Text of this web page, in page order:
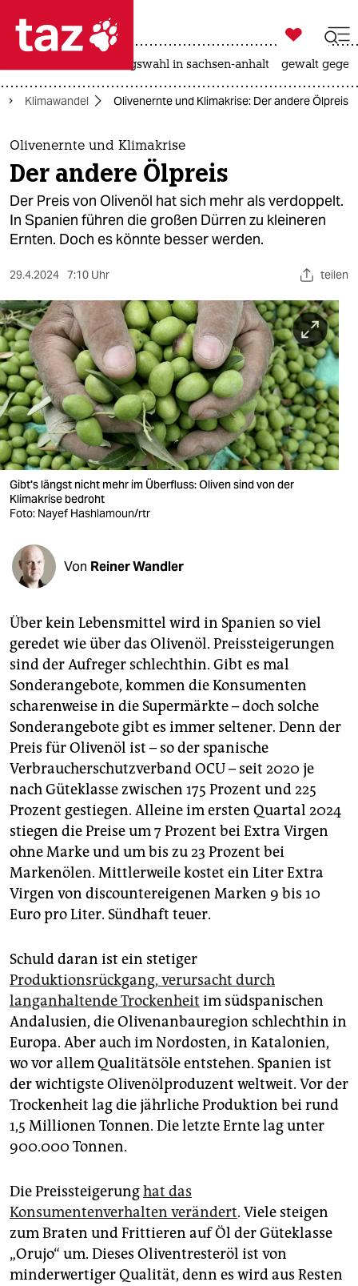
 taz zahl ich
taz zahl ich
themen
politik
öko
sport
berlin
nord
wahrheit
verlag
verlag
shop
fragen & hilfe
unterstützen
abo
genossenschaft
epaper login

taz zahl ich
landtagswahl in sachsen-anhalt gewalt
Klimawandel Olivenernte und Klimakrise: Der andere Ölpreis
Olivenernte und Klimakrise
Der andere Ölpreis
Der Preis von Olivenöl hat sich mehr als verdoppelt.
In Spanien führen die großen Dürren zu kleineren
Ernten. Doch es könnte besser werden.
29.4.2024 7:10 Uhr teilen
Gibt's längst nicht mehr im Überfluss: Oliven sind von der
Klimakrise bedroht
Foto: Nayef Hashlamoun/rtr
Von Reiner Wandler
Über kein Lebensmittel wird in Spanien so viel
geredet wie über das Olivenöl. Preissteigerungen
sind der Aufreger schlechthin. Gibt es mal
Sonderangebote, kommen die Konsumenten
scharenweise in die Supermärkte – doch solche
Sonderangebote gibt es immer seltener. Denn der
Preis für Olivenöl ist – so der spanische
Verbraucherschutzverband OCU – seit 2020 je
nach Güteklasse zwischen 175 Prozent und 225
Prozent gestiegen. Alleine im ersten Quartal 2024
stiegen die Preise um 7 Prozent bei Extra Virgen
ohne Marke und um bis zu 23 Prozent bei
Markenölen. Mittlerweile kostet ein Liter Extra
Virgen von discountereigenen Marken 9 bis 10
Euro pro Liter. Sündhaft teuer.
Schuld daran ist ein stetiger
Produktionsrückgang, verursacht durch
langanhaltende Trockenheit im südspanischen
Andalusien, die Olivenanbauregion schlechthin in
Europa. Aber auch im Nordosten, in Katalonien,
wo vor allem Qualitätsöle entstehen. Spanien ist
der wichtigste Olivenölproduzent weltweit. Vor der
Trockenheit lag die jährliche Produktion bei rund
1,5 Millionen Tonnen. Die letzte Ernte lag unter
900.000 Tonnen.
Die Preissteigerunghat das
Konsumentenverhalten verändert. Viele steigen
zum Braten und Frittieren auf Öl der Güteklasse
„Orujo“ um. Dieses Oliventresteröl ist von
minderwertiger Qualität, denn es wird aus Resten